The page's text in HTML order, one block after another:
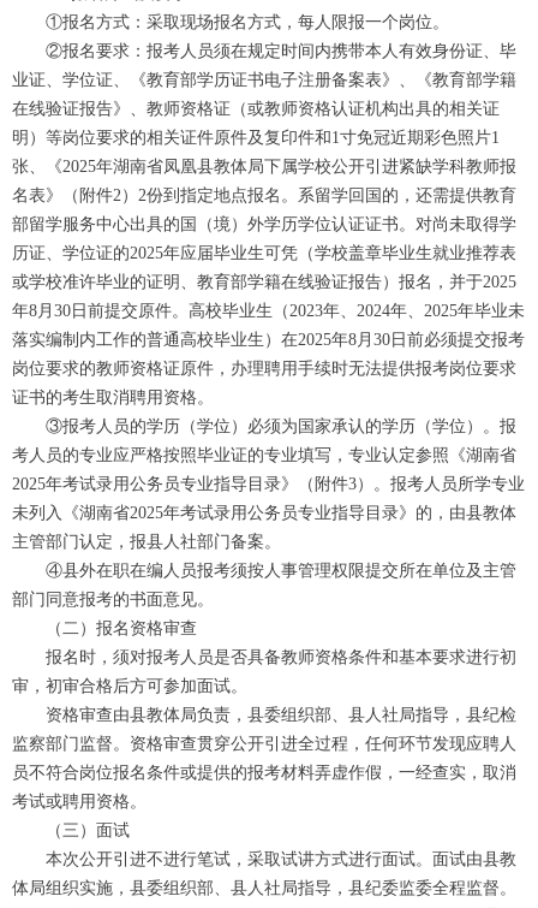
①报名方式：采取现场报名方式，每人限报一个岗位。
②报名要求：报考人员须在规定时间内携带本人有效身份证、毕
业证、学位证、《教育部学历证书电子注册备案表》、《教育部学籍
在线验证报告》、教师资格证（或教师资格认证机构出具的相关证
明）等岗位要求的相关证件原件及复印件和1寸免冠近期彩色照片1
张、《2025年湖南省凤凰县教体局下属学校公开引进紧缺学科教师报
名表》（附件2）2份到指定地点报名。系留学回国的，还需提供教育
部留学服务中心出具的国（境）外学历学位认证证书。对尚未取得学
历证、学位证的2025年应届毕业生可凭（学校盖章毕业生就业推荐表
或学校准许毕业的证明、教育部学籍在线验证报告）报名，并于2025
年8月30日前提交原件。高校毕业生（2023年、2024年、2025年毕业未
落实编制内工作的普通高校毕业生）在2025年8月30日前必须提交报考
岗位要求的教师资格证原件，办理聘用手续时无法提供报考岗位要求
证书的考生取消聘用资格。
③报考人员的学历（学位）必须为国家承认的学历（学位）。报
考人员的专业应严格按照毕业证的专业填写，专业认定参照《湖南省
2025年考试录用公务员专业指导目录》（附件3）。报考人员所学专业
未列入《湖南省2025年考试录用公务员专业指导目录》的，由县教体
主管部门认定，报县人社部门备案。
④县外在职在编人员报考须按人事管理权限提交所在单位及主管
部门同意报考的书面意见。
（二）报名资格审查
报名时，须对报考人员是否具备教师资格条件和基本要求进行初
审，初审合格后方可参加面试。
资格审查由县教体局负责，县委组织部、县人社局指导，县纪检
监察部门监督。资格审查贯穿公开引进全过程，任何环节发现应聘人
员不符合岗位报名条件或提供的报考材料弄虚作假，一经查实，取消
考试或聘用资格。
（三）面试
本次公开引进不进行笔试，采取试讲方式进行面试。面试由县教
体局组织实施，县委组织部、县人社局指导，县纪委监委全程监督。